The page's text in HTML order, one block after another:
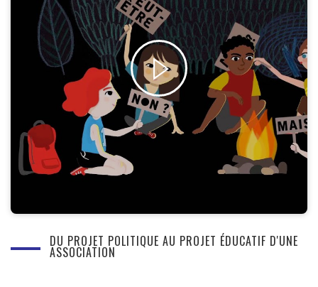
DU PROJET POLITIQUE AU PROJET ÉDUCATIF D'UNE
ASSOCIATION